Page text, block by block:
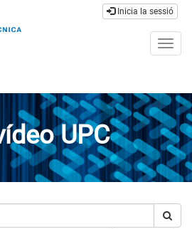
Inicia la sessió
UPC